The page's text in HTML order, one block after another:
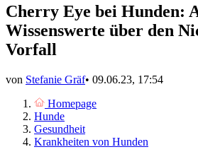
Cherry Eye bei Hunden:
Wissenswerte über den
Vorfall
von Stefanie Gräf• 09.06.23, 17:54
Homepage
Hunde
Gesundheit
Krankheiten von Hunden